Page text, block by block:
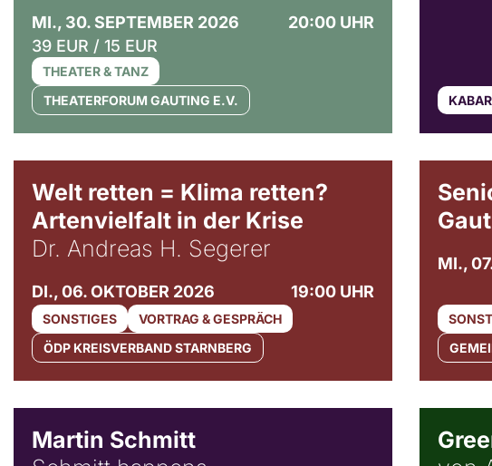
MI., 30. SEPTEMBER 2026
20:00 UHR
39 EUR / 15 EUR
THEATER & TANZ
THEATERFORUM GAUTING E.V.
Welt retten = Klima retten?
Artenvielfalt in der Krise
Dr. Andreas H. Segerer
DI., 06. OKTOBER 2026 19:00 UHR
SONSTIGES
VORTRAG & GESPRÄCH
ÖDP KREISVERBAND STARNBERG
MI.,
Martin Schmitt